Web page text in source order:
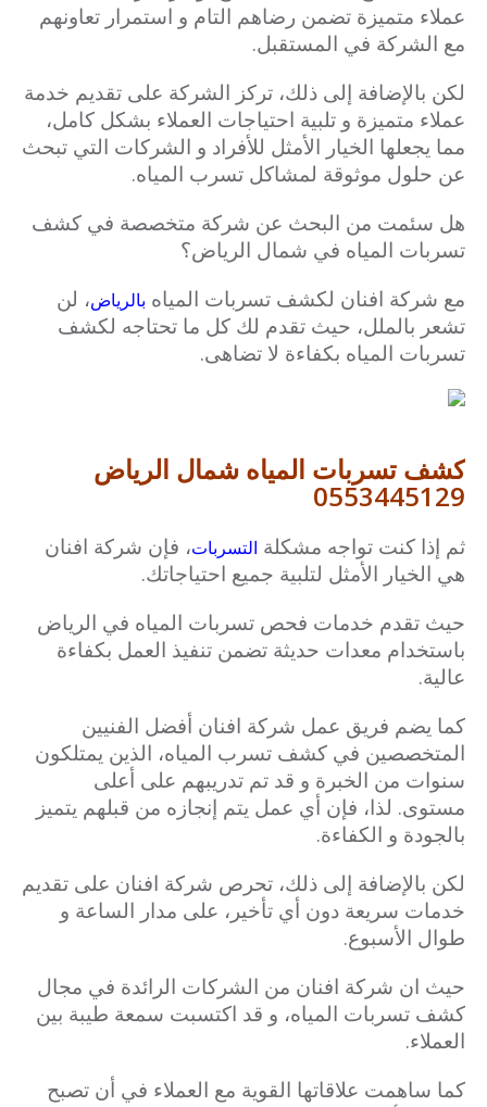
عملاء متميزة تضمن رضاهم التام و استمرار تعاونهم
مع الشركة في المستقبل.
لكن بالإضافة إلى ذلك، تركز الشركة على تقديم خدمة
عملاء متميزة و تلبية احتياجات العملاء بشكل كامل،
مما يجعلها الخيار الأمثل للأفراد و الشركات التي تبحث
عن حلول موثوقة لمشاكل تسرب المياه.
هل سئمت من البحث عن شركة متخصصة في كشف
تسربات المياه في شمال الرياض؟
مع شركة افنان لكشف تسربات المياه بالرياض، لن
تشعر بالملل، حيث تقدم لك كل ما تحتاجه لكشف
تسربات المياه بكفاءة لا تضاهى.
كشف تسربات المياه شمال الرياض
0553445129
ثم إذا كنت تواجه مشكلة التسربات، فإن شركة افنان
هي الخيار الأمثل لتلبية جميع احتياجاتك.
حيث تقدم خدمات فحص تسربات المياه في الرياض
باستخدام معدات حديثة تضمن تنفيذ العمل بكفاءة
عالية.
كما يضم فريق عمل شركة افنان أفضل الفنيين
المتخصصين في كشف تسرب المياه، الذين يمتلكون
سنوات من الخبرة و قد تم تدريبهم على أعلى
مستوى. لذا، فإن أي عمل يتم إنجازه من قبلهم يتميز
بالجودة و الكفاءة.
لكن بالإضافة إلى ذلك، تحرص شركة افنان على تقديم
خدمات سريعة دون أي تأخير، على مدار الساعة و
طوال الأسبوع.
حيث ان شركة افنان من الشركات الرائدة في مجال
كشف تسربات المياه، و قد اكتسبت سمعة طيبة بين
العملاء.
كما ساهمت علاقاتها القوية مع العملاء في أن تصبح